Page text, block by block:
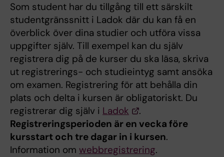
Som student har du tillgång till ett särskilt
studentgränssnitt i Ladok där du kan få en
överblick över dina studier och utföra vissa
uppgifter själv. Till exempel kan du själv
registrera dig på de kurser du ska läsa, skriva
ut registrerings- och studieintyg samt ansöka
om examen. Registrering för att behålla din
plats och delta i kursen är obligatoriskt. Du
registrerar dig själv i Ladok
.
Registreringsperioden är en vecka före
kursstart och tre dagar in i kursen.
Information om webbregistrering.